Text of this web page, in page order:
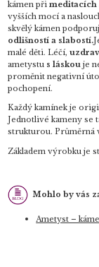
kámen při meditacích
vyšších mocía
skvělý kámen
odlišností a slabostí.
malé děti. Léčí,
ametystu s láskou je
proměnit negativní
pochopení.
Každý kamínek je
Jednotlivé kameny se
strukturou. Průměrná
Základem výrobku je
Mohlo by vás
Ametyst –